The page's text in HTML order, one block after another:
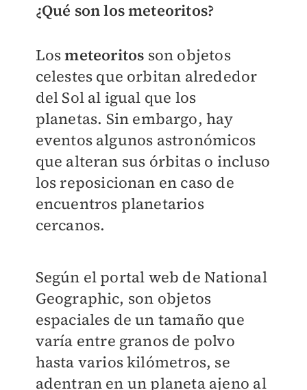
¿Qué son los meteoritos?
Losmeteoritos son objetos
celestes que orbitan alrededor
del Sol al igual que los
planetas. Sin embargo, hay
eventos algunos astronómicos
que alteran sus órbitas o incluso
los reposicionan en caso de
encuentros planetarios
cercanos.
Según el portal web de National
Geographic, son objetos
espaciales de un tamaño que
varía entre granos de polvo
hasta varios kilómetros, se
adentran en un planeta ajeno al